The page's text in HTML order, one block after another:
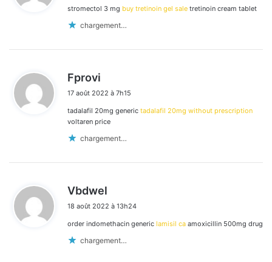
stromectol 3 mg buy tretinoin gel sale tretinoin cream tablet
chargement…
Fprovi
t
:
17 août 2022 à 7h15
tadalafil 20mg generic tadalafil 20mg without prescription
voltaren price
chargement…
Vbdwel
t
18 août 2022 à 13h24
order indomethacin generic lamisil ca amoxicillin 500mg drug
chargement…